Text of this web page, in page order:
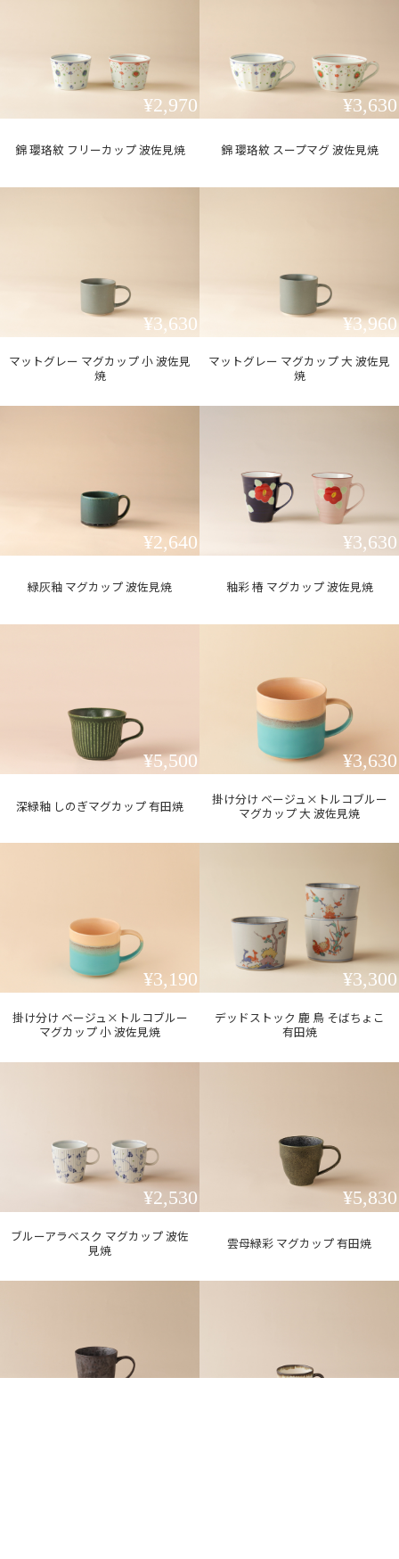
錦 瓔珞紋 フリーカップ 波佐見焼
¥2,970
錦 瓔珞紋 スープマグ 波佐見焼
¥3,630
マットグレー マグカップ 小 波佐見
焼
¥3,630
マットグレー マグカップ 大 波佐見
焼
¥3,960
緑灰釉 マグカップ 波佐見焼
¥2,640
釉彩 椿 マグカップ 波佐見焼
¥3,630
深緑釉 しのぎマグカップ 有田焼
¥5,500
掛け分け ベージュ×トルコブルー
マグカップ 大 波佐見焼
¥3,630
掛け分け ベージュ×トルコブルー
マグカップ 小 波佐見焼
¥3,190
デッドストック 鹿 鳥 そばちょこ
有田焼
¥3,300
ブルーアラベスク マグカップ 波佐
見焼
¥2,530
雲母緑彩 マグカップ 有田焼
¥5,830